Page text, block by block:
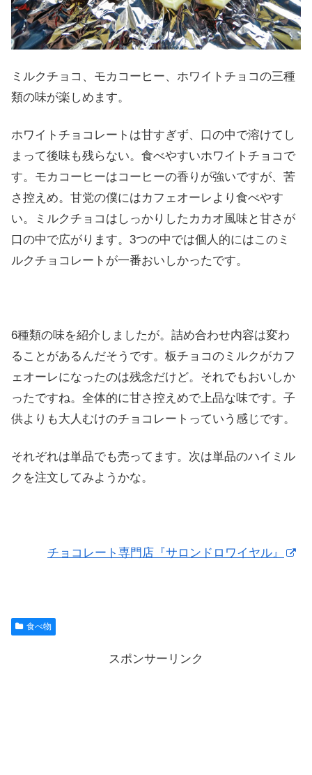
ミルクチョコ、モカコーヒー、ホワイトチョコの三種
類の味が楽しめます。
ホワイトチョコレートは甘すぎず、口の中で溶けてし
まって後味も残らない。食べやすいホワイトチョコで
す。モカコーヒーはコーヒーの香りが強いですが、苦
さ控えめ。甘党の僕にはカフェオーレより食べやす
い。ミルクチョコはしっかりしたカカオ風味と甘さが
口の中で広がります。3つの中では個人的にはこのミ
ルクチョコレートが一番おいしかったです。
6種類の味を紹介しましたが。詰め合わせ内容は変わ
ることがあるんだそうです。板チョコのミルクがカフ
ェオーレになったのは残念だけど。それでもおいしか
ったですね。全体的に甘さ控えめで上品な味です。子
供よりも大人むけのチョコレートっていう感じです。
それぞれは単品でも売ってます。次は単品のハイミル
クを注文してみようかな。
チョコレート専門店『サロンドロワイヤル』
食べ物
スポンサーリンク